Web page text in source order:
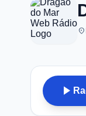
place
play_arrow